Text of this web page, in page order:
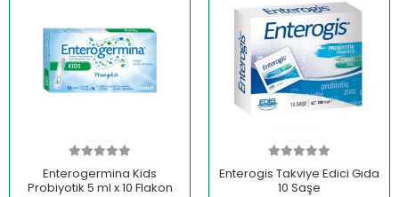
Enterogermina Kids
Probiyotik 5 ml x 10 Flakon
Enterogis Takviye Edici Gıda
10 Saşe